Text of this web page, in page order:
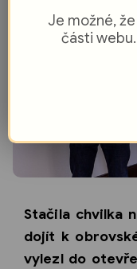
Stačila chvilka
dojít k
vylezl do
Je možné,
části